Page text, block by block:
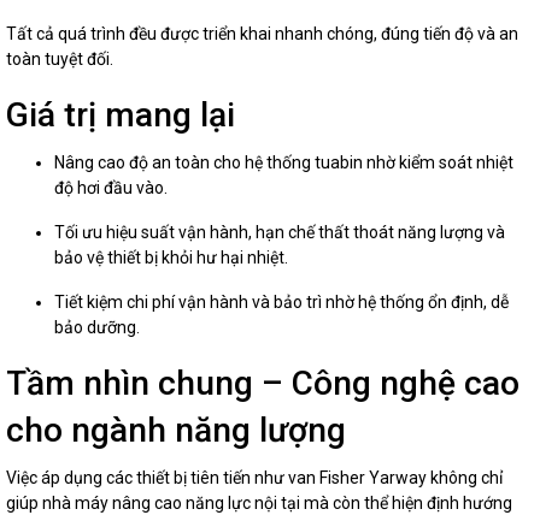
Tất cả quá trình đều được triển khai nhanh chóng, đúng tiến độ và an
toàn tuyệt đối.
Giá trị mang lại
Nâng cao độ an toàn cho hệ thống tuabin nhờ kiểm soát nhiệt
độ hơi đầu vào.
Tối ưu hiệu suất vận hành, hạn chế thất thoát năng lượng và
bảo vệ thiết bị khỏi hư hại nhiệt.
Tiết kiệm chi phí vận hành và bảo trì nhờ hệ thống ổn định, dễ
bảo dưỡng.
Tầm nhìn chung – Công nghệ cao
cho ngành năng lượng
Việc áp dụng các thiết bị tiên tiến như van Fisher Yarway không chỉ
giúp nhà máy nâng cao năng lực nội tại mà còn thể hiện định hướng